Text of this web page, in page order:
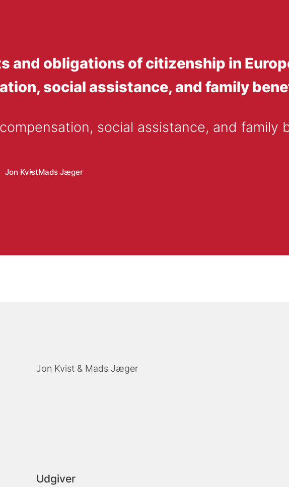
and obligations of citizenship in
social assistance, and family
social assistance, and family
Jon KvistMads Jæger
Jon Kvist Mads Jæger
Udgiver